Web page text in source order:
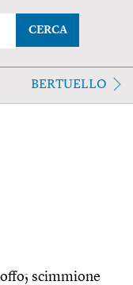
CERCA
BERTUELLO
scimmione